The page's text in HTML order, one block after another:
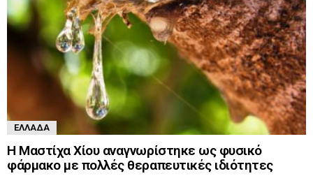
ΕΛΛΆΔΑ
Η Μαστίχα Χίου αναγνωρίστηκε ως φυσικό
φάρμακο με πολλές θεραπευτικές ιδιότητες